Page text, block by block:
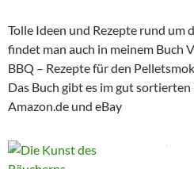
Tolle Ideen und Rezepte rund um
findet man auch in meinem Buch
BBQ – Rezepte für den
Das Buch gibt es im gut
Amazon.de und eBay